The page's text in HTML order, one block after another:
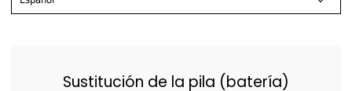
Sustitución de la pila (batería)